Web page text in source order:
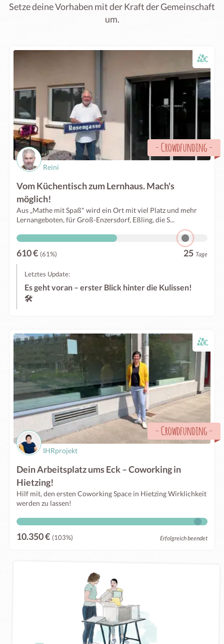
Setze deine Vorhaben mit der Kraft der Gemeinschaft
um.
-Crowdfunding-
Reini
Vom Küchentisch zum Lernhaus. Mach's
möglich!
Aus „Mathe mit Spaß" wird ein Ort mit viel Platz und mehr
Lernangeboten, für Groß-Enzersdorf, Eßling, die S...
610 € (61%) 25 Tage
Letztes Update:
Es geht voran – erster Blick hinter die Kulissen!
🛠️
-Crowdfunding-
IHRprojekt
Dein Arbeitsplatz ums Eck – Coworking in
Hietzing!
Hilf mit, den ersten Coworking Space in Hietzing Wirklichkeit
werden zu lassen!
10.350 € (103%) Erfolgreich beendet